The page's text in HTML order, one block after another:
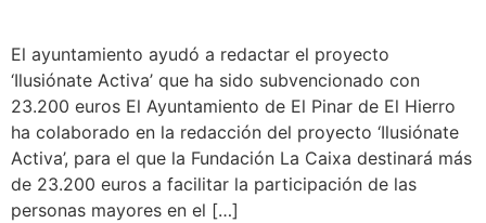
El ayuntamiento ayudó a redactar el proyecto
‘Ilusiónate Activa’ que ha sido subvencionado con
23.200 euros El Ayuntamiento de El Pinar de El Hierro
ha colaborado en la redacción del proyecto ‘Ilusiónate
Activa’, para el que la Fundación La Caixa destinará más
de 23.200 euros a facilitar la participación de las
personas mayores en el […]